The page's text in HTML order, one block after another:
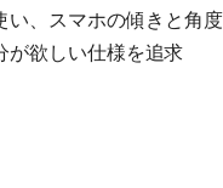
い、スマホの傾きと角
が欲しい仕様を追求